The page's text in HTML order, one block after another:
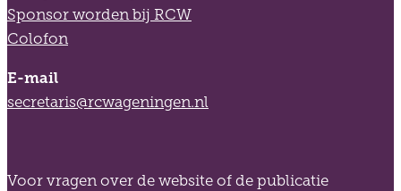
Sponsor worden bij RCW
Colofon
E-mail
secretaris@rcwageningen.nl
Voor vragen over de website of de publicatie